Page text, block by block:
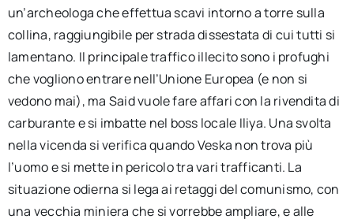
un’archeologa che effettua scavi intorno a torre sulla
collina, raggiungibile per strada dissestata di cui tutti si
lamentano. Il principale traffico illecito sono i profughi
che vogliono entrare nell’Unione Europea (e non si
vedono mai), ma Said vuole fare affari con la rivendita di
carburante e si imbatte nel boss locale Iliya. Una svolta
nella vicenda si verifica quando Veska non trova più
l’uomo e si mette in pericolo tra vari trafficanti. La
situazione odierna si lega ai retaggi del comunismo, con
una vecchia miniera che si vorrebbe ampliare, e alle